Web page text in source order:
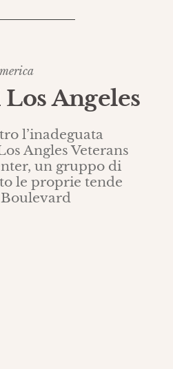
Angeles
l’inadeguata
Angles Veterans
un gruppo di
le proprie tende